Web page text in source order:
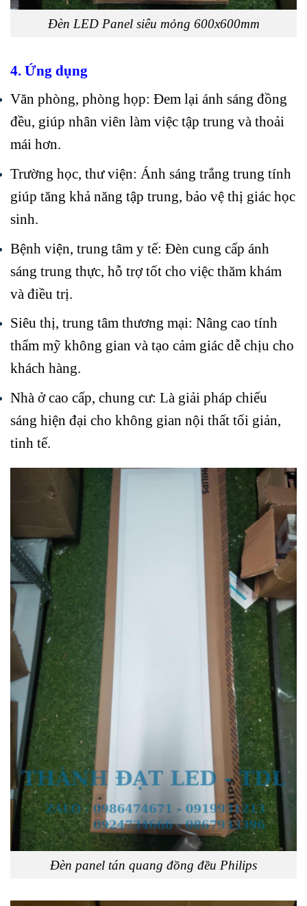
Đèn LED Panel siêu mỏng 600x600mm
4. Ứng dụng
Văn phòng, phòng họp: Đem lại ánh sáng đồng
đều, giúp nhân viên làm việc tập trung và thoải
mái hơn.
Trường học, thư viện: Ánh sáng trắng trung tính
giúp tăng khả năng tập trung, bảo vệ thị giác học
sinh.
Bệnh viện, trung tâm y tế: Đèn cung cấp ánh
sáng trung thực, hỗ trợ tốt cho việc thăm khám
và điều trị.
Siêu thị, trung tâm thương mại: Nâng cao tính
thẩm mỹ không gian và tạo cảm giác dễ chịu cho
khách hàng.
Nhà ở cao cấp, chung cư: Là giải pháp chiếu
sáng hiện đại cho không gian nội thất tối giản,
tinh tế.
Đèn panel tán quang đồng đều Philips